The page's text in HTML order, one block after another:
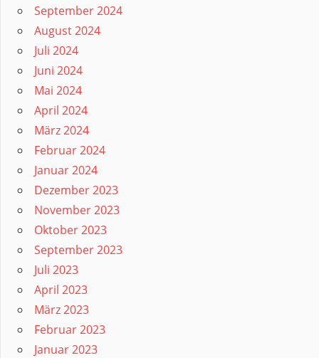
September 2024
August 2024
Juli 2024
Juni 2024
Mai 2024
April 2024
März 2024
Februar 2024
Januar 2024
Dezember 2023
November 2023
Oktober 2023
September 2023
Juli 2023
April 2023
März 2023
Februar 2023
Januar 2023